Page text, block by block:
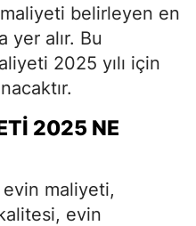
belirleyen en
yer alır. Bu
2025 yılı için
2025 NE
evin maliyeti,
evin